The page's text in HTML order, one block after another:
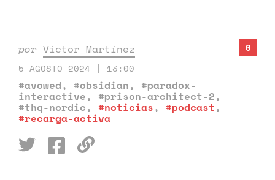
por Víctor Martínez
5 AGOSTO 2024 | 13:00
#avowed, #obsidian, #paradox-
interactive, #prison-architect-2,
#thq-nordic, #noticias, #podcast,
#recarga-activa
0